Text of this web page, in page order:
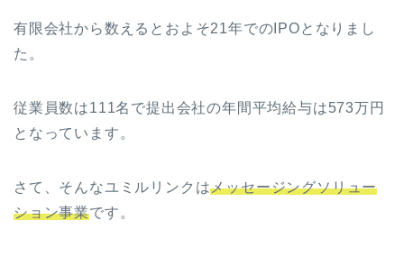
有限会社から数えるとおよそ21年でのIPOとなりまし
た。
従業員数は111名で提出会社の年間平均給与は573万円
となっています。
さて、そんなユミルリンクはメッセージングソリュー
ション事業です。